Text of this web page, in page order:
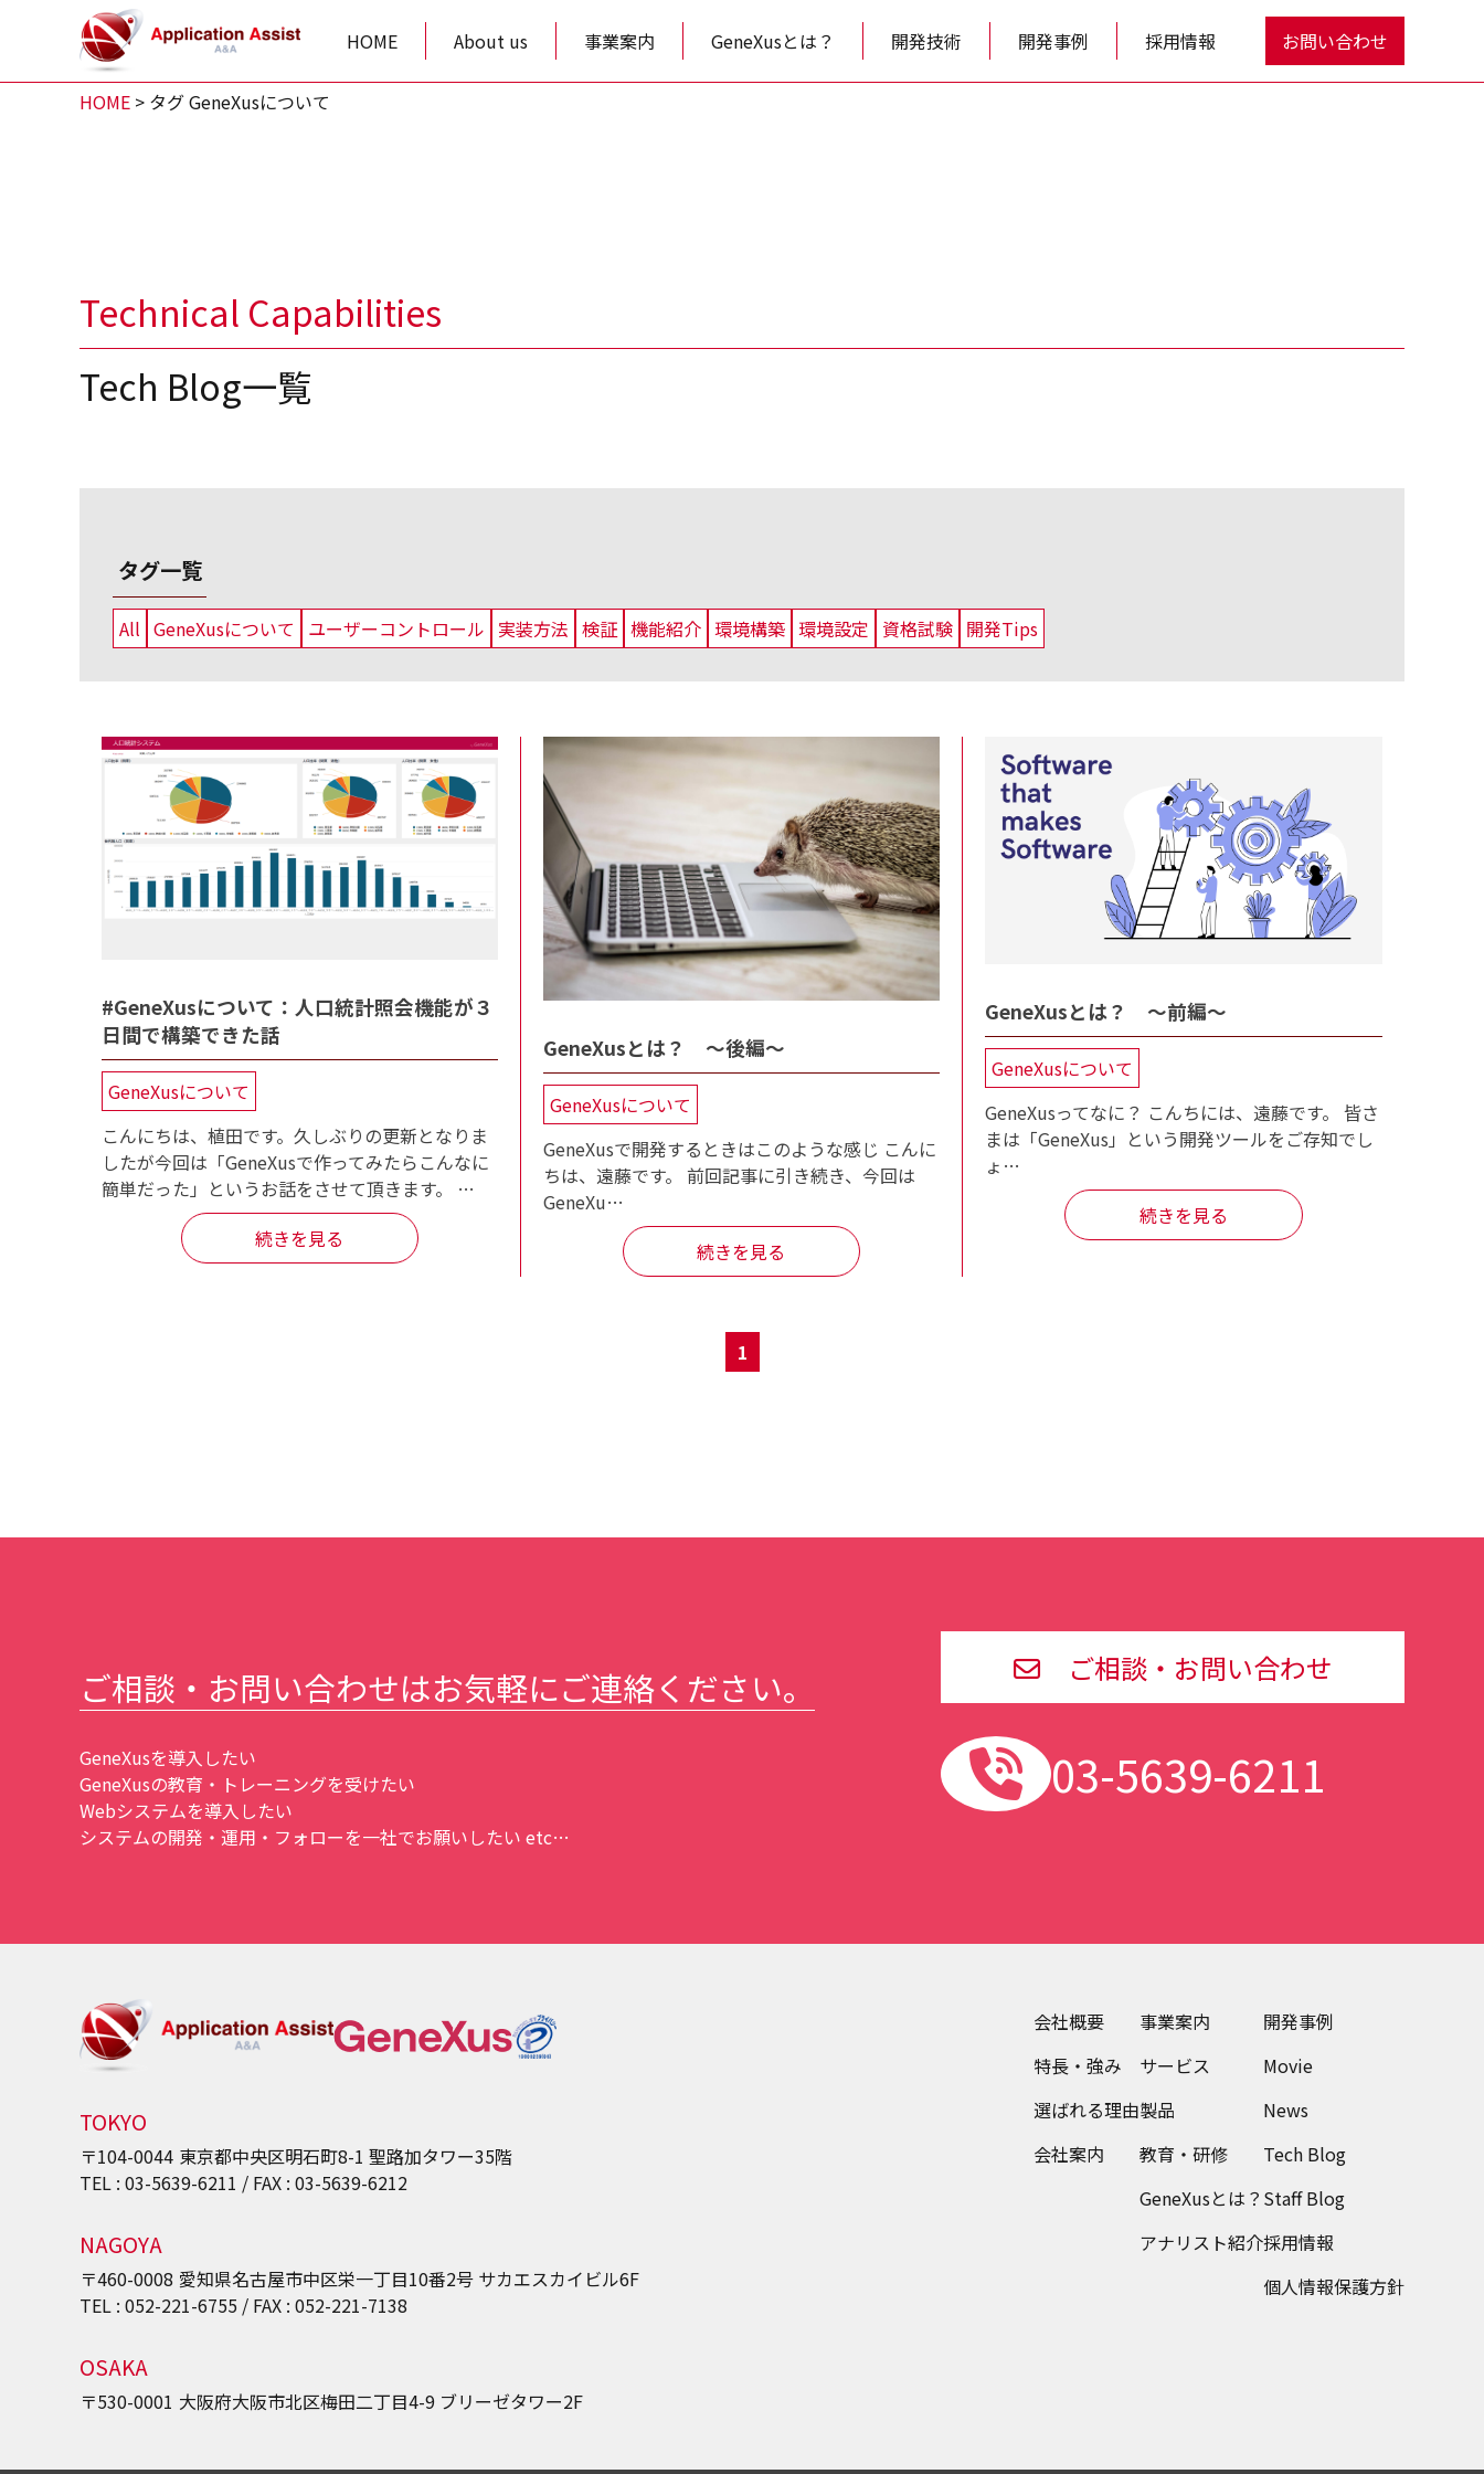
HOME About us 事業案内 GeneXusとは？ 開発技術 開発事例 採用情報 お問い合わせ
HOME > タグ GeneXusについて
Technical Capabilities
Tech Blog一覧
タグ一覧
All GeneXusについて ユーザーコントロール 実装方法 検証 機能紹介 環境構築 環境設定 資格試験 開発Tips
#GeneXusについて：人口統計照会機能が３
日間で構築できた話
GeneXusについて
こんにちは、植田です。久しぶりの更新となりま
したが今回は「GeneXusで作ってみたらこんなに
簡単だった」というお話をさせて頂きます。 …
続きを見る
GeneXusとは？ ～後編～
GeneXusについて
GeneXusで開発するときはこのような感じ こんに
ちは、遠藤です。 前回記事に引き続き、今回は
GeneXu…
続きを見る
GeneXusとは？ ～前編～
GeneXusについて
GeneXusってなに？ こんちには、遠藤です。 皆さ
まは「GeneXus」という開発ツールをご存知でし
ょ…
続きを見る
1
ご相談・お問い合わせはお気軽にご連絡ください。
GeneXusを導入したい
GeneXusの教育・トレーニングを受けたい
Webシステムを導入したい
システムの開発・運用・フォローを一社でお願いしたい etc…
ご相談・お問い合わせ
03-5639-6211
TOKYO
〒104-0044 東京都中央区明石町8-1 聖路加タワー35階
TEL : 03-5639-6211 / FAX : 03-5639-6212
NAGOYA
〒460-0008 愛知県名古屋市中区栄一丁目10番2号 サカエスカイビル6F
TEL : 052-221-6755 / FAX : 052-221-7138
OSAKA
〒530-0001 大阪府大阪市北区梅田二丁目4-9 ブリーゼタワー2F
会社概要
特長・強み
選ばれる理由
会社案内
事業案内
サービス
製品
教育・研修
GeneXusとは？
アナリスト紹介
開発事例
Movie
News
Tech Blog
Staff Blog
採用情報
個人情報保護方針